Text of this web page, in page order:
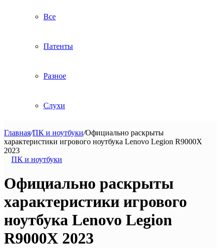
Все
Патенты
Разное
Слухи
Главная/ПК и ноутбуки/Официально раскрыты
характеристики игрового ноутбука Lenovo Legion R9000X
2023
ПК и ноутбуки
Официально раскрыты
характеристики игрового
ноутбука Lenovo Legion
R9000X 2023